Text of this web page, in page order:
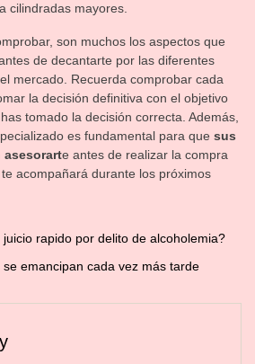
cilindradas mayores.
son muchos los aspectos que
de decantarte por las diferentes
mercado. Recuerda comprobar cada
la decisión definitiva con el objetivo
tomado la decisión correcta. Además,
es fundamental para que sus
asesorarte antes de realizar la compra
acompañará durante los próximos
rapido por delito de alcoholemia?
emancipan cada vez más tarde